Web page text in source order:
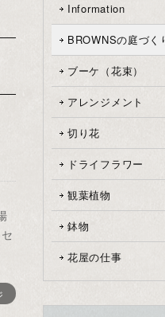
Information
BROWNSの庭づく
ブーケ（花束）
アレンジメント
切り花
ドライフラワー
観葉植物
鉢物
花屋の仕事